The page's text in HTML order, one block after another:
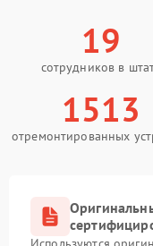
19
сотрудников в
1513
отремонтированных